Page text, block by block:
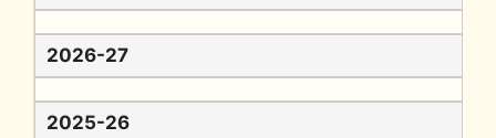
2026-27
2025-26